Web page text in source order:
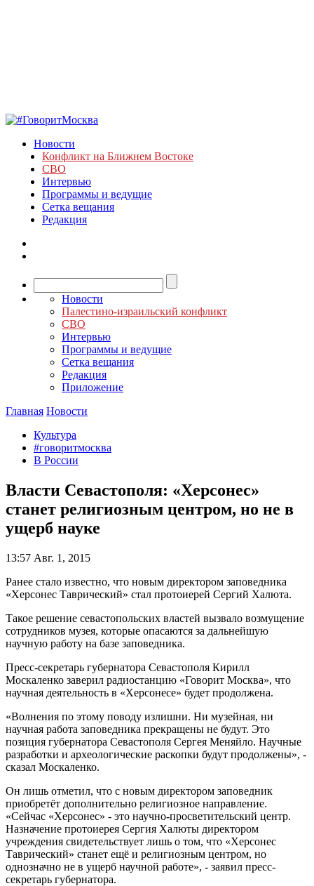
Новости
Конфликт на Ближнем Востоке
СВО
Интервью
Программы и ведущие
Сетка вещания
Редакция
Новости
Палестино-израильский конфликт
СВО
Интервью
Программы и ведущие
Сетка вещания
Редакция
Приложение
Главная Новости
Культура
#говоритмосква
В России
Власти Севастополя: «Херсонес»
станет религиозным центром, но не в
ущерб науке
13:57 Авг. 1, 2015
Ранее стало известно, что новым директором заповедника
«Херсонес Таврический» стал протоиерей Сергий Халюта.
Такое решение севастопольских властей вызвало возмущение
сотрудников музея, которые опасаются за дальнейшую
научную работу на базе заповедника.
Пресс-секретарь губернатора Севастополя Кирилл
Москаленко заверил радиостанцию «Говорит Москва», что
научная деятельность в «Херсонесе» будет продолжена.
«Волнения по этому поводу излишни. Ни музейная, ни
научная работа заповедника прекращены не будут. Это
позиция губернатора Севастополя Сергея Меняйло. Научные
разработки и археологические раскопки будут продолжены», -
сказал Москаленко.
Он лишь отметил, что с новым директором заповедник
приобретёт дополнительно религиозное направление.
«Сейчас «Херсонес» - это научно-просветительский центр.
Назначение протоиерея Сергия Халюты директором
учреждения свидетельствует лишь о том, что «Херсонес
Таврический» станет ещё и религиозным центром, но
однозначно не в ущерб научной работе», - заявил пресс-
секретарь губернатора.